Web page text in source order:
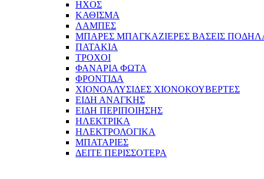
ΗΧΟΣ
ΚΑΘΙΣΜΑ
ΛΑΜΠΕΣ
ΜΠΑΡΕΣ ΜΠΑΓΚΑΖΙΕΡΕΣ ΒΑΣΕΙΣ
ΠΑΤΑΚΙΑ
ΤΡΟΧΟΙ
ΦΑΝΑΡΙΑ ΦΩΤΑ
ΦΡΟΝΤΙΔΑ
ΧΙΟΝΟΑΛΥΣΙΔΕΣ ΧΙΟΝΟΚΟΥΒΕΡΤΕΣ
ΕΙΔΗ ΑΝΑΓΚΗΣ
ΕΙΔΗ ΠΕΡΙΠΟΙΗΣΗΣ
ΗΛΕΚΤΡΙΚΑ
ΗΛΕΚΤΡΟΛΟΓΙΚΑ
ΜΠΑΤΑΡΙΕΣ
ΔΕΙΤΕ ΠΕΡΙΣΣΟΤΕΡΑ